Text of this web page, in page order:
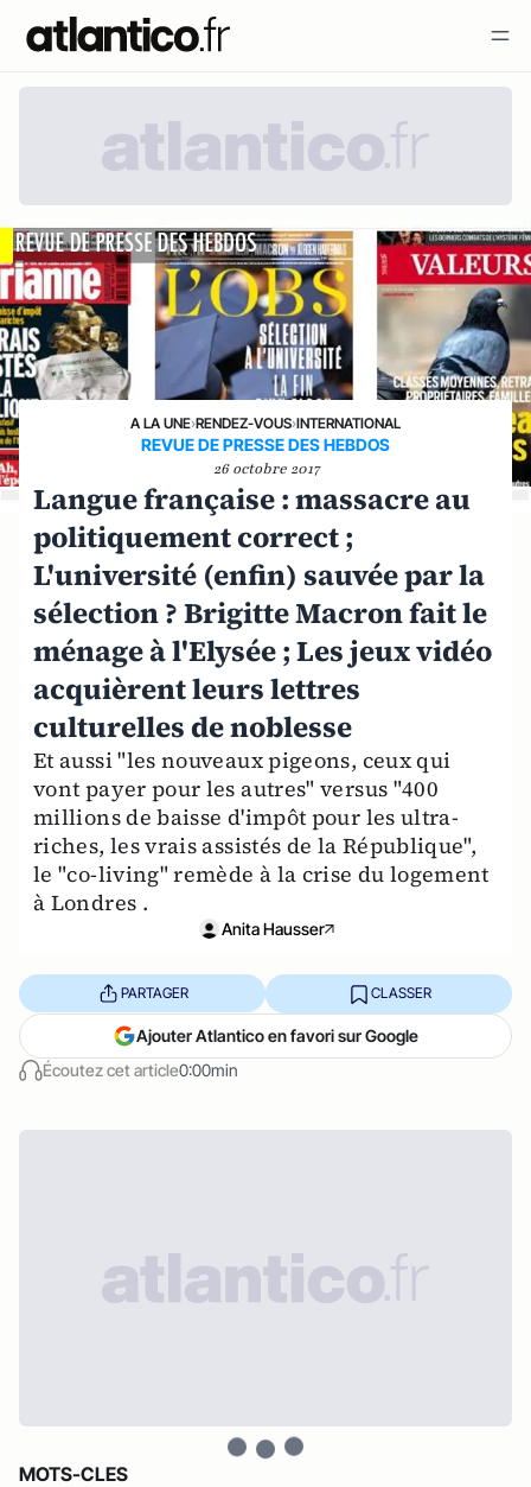
A LA UNE›RENDEZ-VOUS›INTERNATIONAL
REVUE DE PRESSE DES HEBDOS
26 octobre 2017
Langue française : massacre au
politiquement correct ;
L'université (enfin) sauvée par la
sélection ? Brigitte Macron fait le
ménage à l'Elysée ; Les jeux vidéo
acquièrent leurs lettres
culturelles de noblesse
Et aussi "les nouveaux pigeons, ceux qui
vont payer pour les autres" versus "400
millions de baisse d'impôt pour les ultra-
riches, les vrais assistés de la République",
le "co-living" remède à la crise du logement
à Londres .
Anita Hausser
Écoutez cet article0:00min
PARTAGER CLASSER
Ajouter Atlantico en favori sur Google
MOTS-CLES